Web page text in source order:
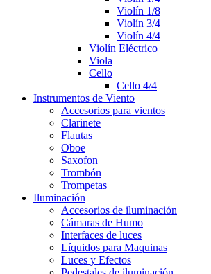
Violín 1/8
Violín 3/4
Violín 4/4
Violín Eléctrico
Viola
Cello
Cello 4/4
Instrumentos de Viento
Accesorios para vientos
Clarinete
Flautas
Oboe
Saxofon
Trombón
Trompetas
Iluminación
Accesorios de iluminación
Cámaras de Humo
Interfaces de luces
Líquidos para Maquinas
Luces y Efectos